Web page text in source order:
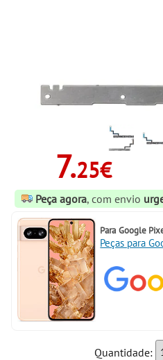
7.25€
Peça agora, com envio
Para Google
Peças para
Quantidade: